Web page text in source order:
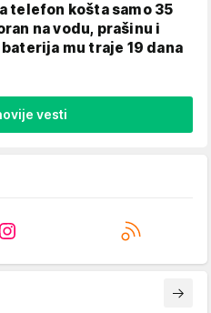
telefon košta samo 35
na vodu, prašinu i
baterija mu traje 19 dana
vesti